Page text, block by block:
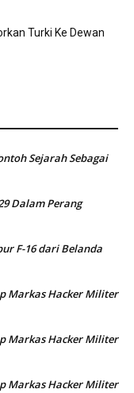
Turki Ke Dewan
Sejarah Sebagai
Dalam Perang
F-16 dari Belanda
Markas Hacker Militer
Markas Hacker Militer
Markas Hacker Militer